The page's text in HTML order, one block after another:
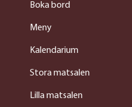
Boka bord
Meny
Kalendarium
Stora matsalen
Lilla matsalen